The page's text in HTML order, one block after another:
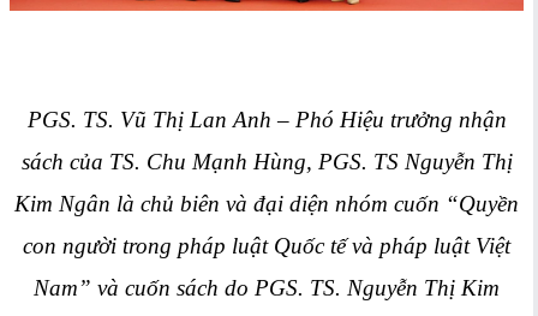
PGS. TS. Vũ Thị Lan Anh – Phó Hiệu trưởng nhận
sách của TS. Chu Mạnh Hùng, PGS. TS Nguyễn Thị
Kim Ngân là chủ biên và đại diện nhóm cuốn “Quyền
con người trong pháp luật Quốc tế và pháp luật Việt
Nam” và cuốn sách do PGS. TS. Nguyễn Thị Kim